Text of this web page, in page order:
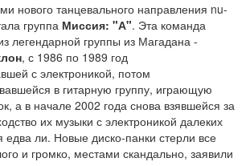
нового танцевального направления nu-
группа Миссия: "А". Эта команда
легендарной группы из Магадана -
, с 1986 по 1989 год
с электроникой, потом
в гитарную группу, играющую
а в начале 2002 года снова взявшейся за
их музыки с электроникой далеких
едва ли. Новые диско-панки стерли все
и громко, местами скандально, заявили